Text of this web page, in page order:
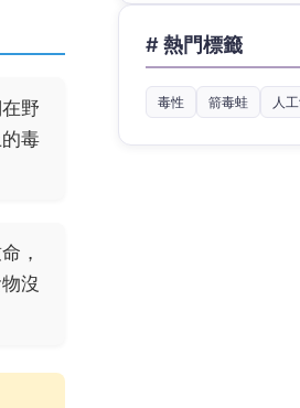
野
毒
，
沒
# 熱門標籤
毒性 箭毒蛙 人